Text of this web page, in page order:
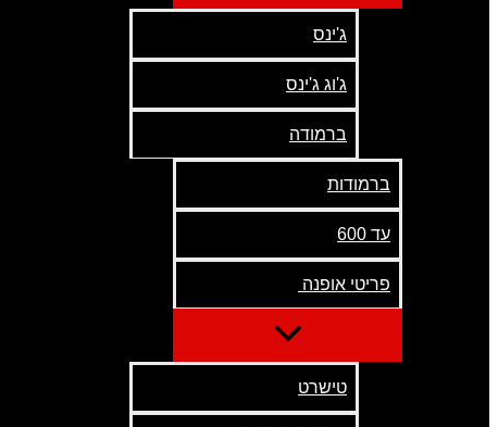
ג'ינס
ג'וג ג'ינס
ברמודה
ברמודות
עד 600
פריטי אופנה
טישרט